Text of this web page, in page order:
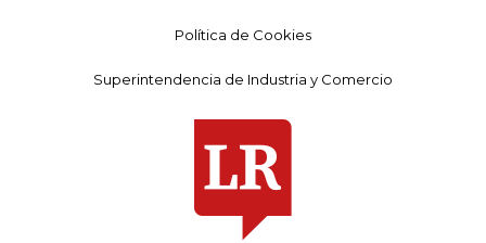
Política de Cookies
Superintendencia de Industria y Comercio